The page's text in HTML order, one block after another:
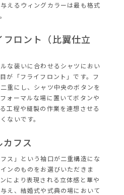
えるウィングカラーは最も格式
ロント（比翼仕立
な装いに合わせるシャツにおい
が「フライフロント」です。フ
重にし、シャツ中央のボタンを
ォーマルな場に置いてボタンや
工程や縫製の作業を連想させる
ないです。
フス
ス」という袖口が二重構造にな
ンのものをお選びいただきま
により表現される立体感と華や
え、結婚式や式典の場において